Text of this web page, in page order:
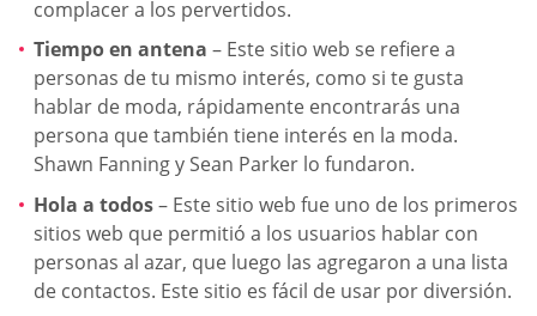
complacer a los pervertidos.
Tiempo en antena – Este sitio web se refiere a
personas de tu mismo interés, como si te gusta
hablar de moda, rápidamente encontrarás una
persona que también tiene interés en la moda.
Shawn Fanning y Sean Parker lo fundaron.
Hola a todos– Este sitio web fue uno de los primeros
sitios web que permitió a los usuarios hablar con
personas al azar, que luego las agregaron a una lista
de contactos. Este sitio es fácil de usar por diversión.